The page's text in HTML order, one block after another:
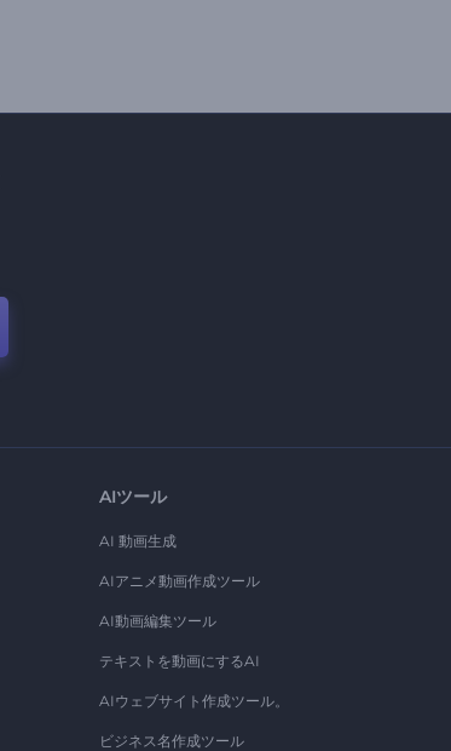
AIツール
AI 動画生成
AIアニメ動画作成ツール
AI動画編集ツール
テキストを動画にするAI
AIウェブサイト作成ツール。
ビジネス名作成ツール